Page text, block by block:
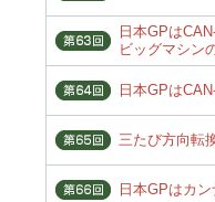
日本GPは
ビッグマシン
日本GPは
三たび方向転
日本GPはカ